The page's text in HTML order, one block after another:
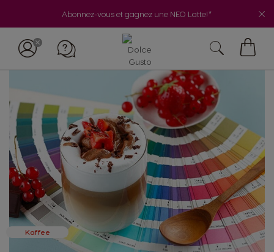
Abonnez-vous et gagnez une NEO Latte!*
Kaffee